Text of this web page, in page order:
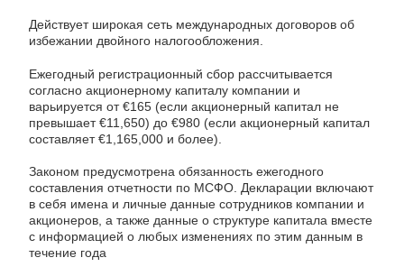
Действует широкая сеть международных договоров об
избежании двойного налогообложения.
Ежегодный регистрационный сбор рассчитывается
согласно акционерному капиталу компании и
варьируется от €165 (если акционерный капитал не
превышает €11,650) до €980 (если акционерный капитал
составляет €1,165,000 и более).
Законом предусмотрена обязанность ежегодного
составления отчетности по МСФО. Декларации включают
в себя имена и личные данные сотрудников компании и
акционеров, а также данные о структуре капитала вместе
с информацией о любых изменениях по этим данным в
течение года